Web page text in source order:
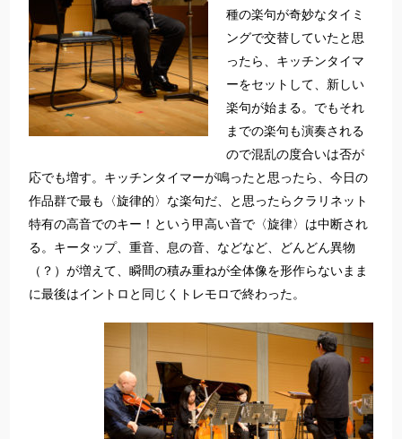
種の楽句が奇妙なタイミ
ングで交替していたと思
ったら、キッチンタイマ
ーをセットして、新しい
楽句が始まる。でもそれ
までの楽句も演奏される
ので混乱の度合いは否が
応でも増す。キッチンタイマーが鳴ったと思ったら、今日の
作品群で最も〈旋律的〉な楽句だ、と思ったらクラリネット
特有の高音でのキー！という甲高い音で〈旋律〉は中断され
る。キータップ、重音、息の音、などなど、どんどん異物
（？）が増えて、瞬間の積み重ねが全体像を形作らないまま
に最後はイントロと同じくトレモロで終わった。